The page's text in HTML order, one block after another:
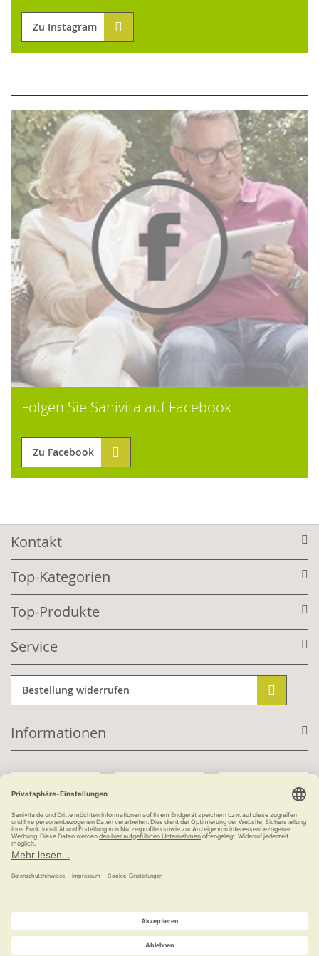
Zu Instagram
Folgen Sie Sanivita auf Facebook
Zu Facebook
Kontakt
Top-Kategorien
Top-Produkte
Service
Bestellung widerrufen
Informationen
Kauf auf Rechnung
versandkostenfrei